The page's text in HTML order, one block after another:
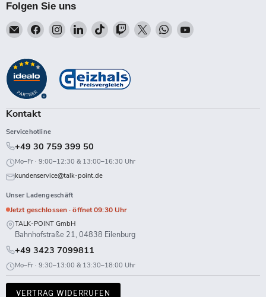
Folgen Sie uns
Email
Talk-
Finden
Sie
auf
Facebook
Finden
Sie
auf
Instagram
Finden
Sie
auf
LinkedIn
Finden
Sie
auf
TikTok
Finden
Sie
Twitch
Finden
Sie
Finden
Sie
Finden
Kontakt
Servicehotline
+49 30 759 399 50
Mo–Fr · 9:00–12:30 & 13:00–16:30 Uhr
kundenservice@talk-point.de
Unser Ladengeschäft
Jetzt geschlossen · öffnet 09:30 Uhr
TALK-POINT GmbH
Bahnhofstraße 21, 04838 Eilenburg
+49 3423 7099811
Mo–Fr · 9:30–13:00 & 13:30–18:00 Uhr
VERTRAG WIDERRUFEN